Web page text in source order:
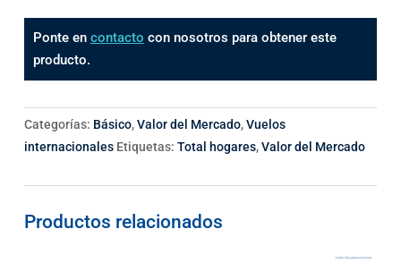
Ponte en contacto con nosotros para obtener este
producto.
Categorías: Básico,Valor del Mercado,Vuelos
internacionales Etiquetas: Total hogares,Valor del Mercado
Productos relacionados